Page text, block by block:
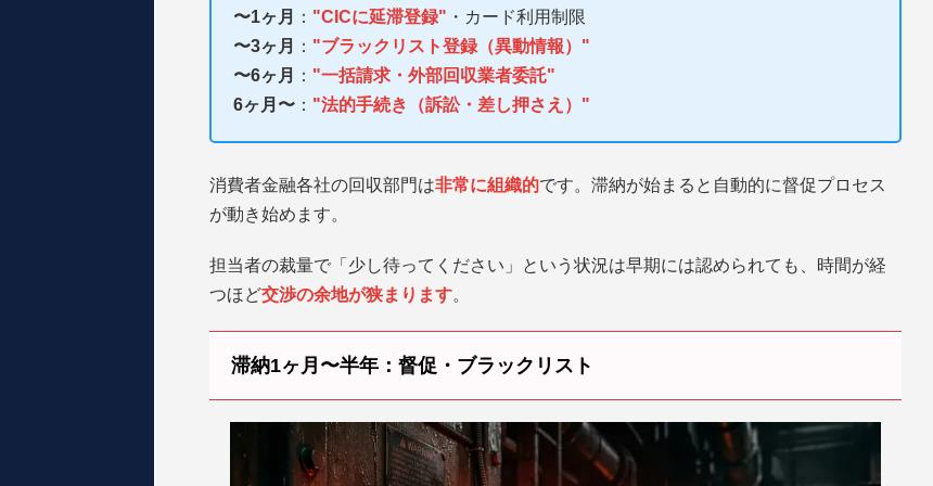
〜1ヶ月 ： "CICに延滞登録" ・カード利用制限
〜3ヶ月
： "ブラックリスト登録（異動情報）"
〜6ヶ月
： "一括請求・外部回収業者委託"
6ヶ月〜 ： "法的手続き（訴訟・差し押さえ）"
消費者金融各社の回収部門は非常に組織的です。滞納が始まると自動的に督促プロセス
が動き始めます。
担当者の裁量で「少し待ってください」という状況は早期には認められても、時間が経
つほど交渉の余地が狭まります。
滞納1ヶ月〜半年：督促・ブラックリスト